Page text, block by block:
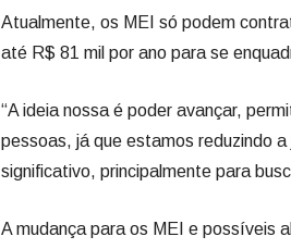
Atualmente, os MEI só podem
até R$ 81 mil por ano para se
“A ideia nossa é poder avançar,
pessoas, já que estamos reduzindo
significativo, principalmente para
A mudança para os MEI e possíveis